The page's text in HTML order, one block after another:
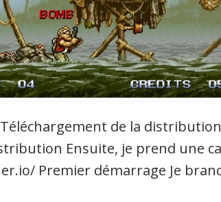
Téléchargement de la
Ensuite, je prend une
Premier démarrage Je